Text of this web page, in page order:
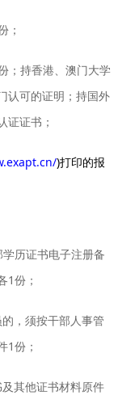
；
；持香港、澳门大学
认可的证明；持国外
证证书；
)打印的报
历证书电子注册备
1份；
，须按干部人事管
1份；
其他证书材料原件